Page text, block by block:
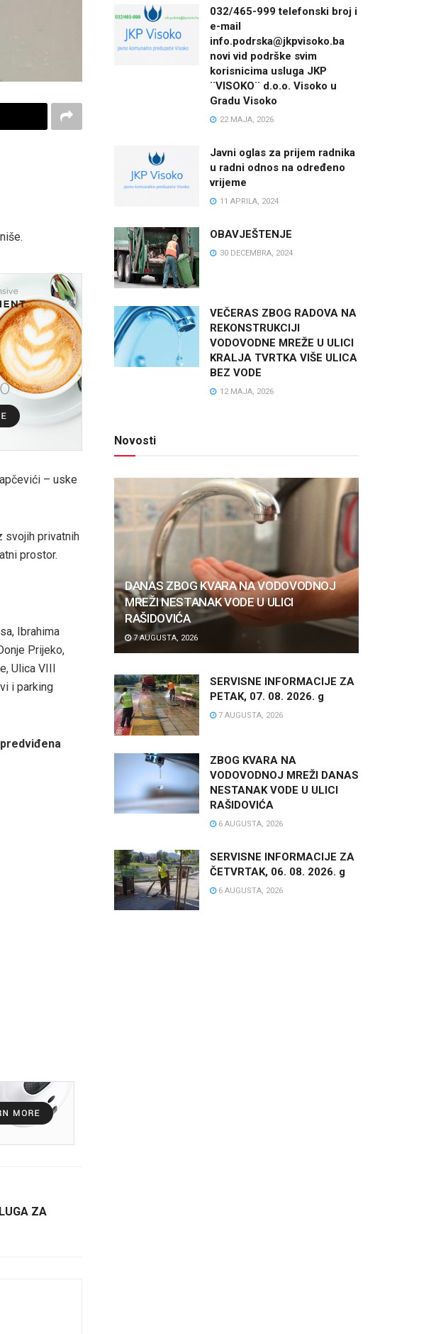
– uske
svojih privatnih
prostor.
Ibrahima
Prijeko,
Ulica VIII
i parking
ZA
032/465-999 telefonski broj i
e-mail
info.podrska@jkpvisoko.ba
novi vid podrške svim
korisnicima usluga JKP
¨VISOKO¨ d.o.o. Visoko u
Gradu Visoko
22 MAJA, 2026
Javni oglas za prijem radnika
u radni odnos na određeno
vrijeme
11 APRILA, 2024
OBAVJEŠTENJE
30 DECEMBRA, 2024
VEČERAS ZBOG RADOVA NA
REKONSTRUKCIJI
VODOVODNE MREŽE U ULICI
KRALJA TVRTKA VIŠE ULICA
BEZ VODE
12 MAJA, 2026
Novosti
DANAS ZBOG KVARA NA VODOVODNOJ
MREŽI NESTANAK VODE U ULICI
RAŠIDOVIĆA
7 AUGUSTA, 2026
SERVISNE INFORMACIJE ZA
PETAK, 07. 08. 2026. g
7 AUGUSTA, 2026
ZBOG KVARA NA
VODOVODNOJ MREŽI DANAS
NESTANAK VODE U ULICI
RAŠIDOVIĆA
6 AUGUSTA, 2026
SERVISNE INFORMACIJE ZA
ČETVRTAK, 06. 08. 2026. g
6 AUGUSTA, 2026